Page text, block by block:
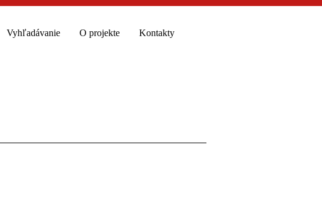
Vyhľadávanie O projekte Kontakty